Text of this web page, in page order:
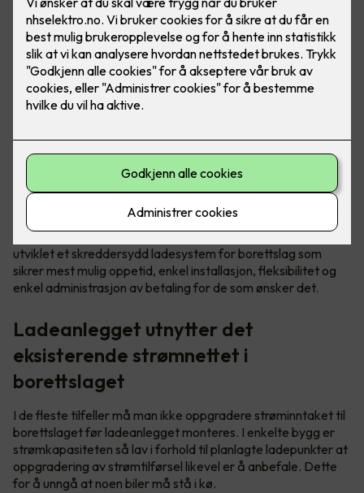
Bilde: Easee. Flere laderoboter kan kobles sammen
Det er mye å sette seg inn i og mange valg som skal tas
både av styret og generalforsamling.Norske Easeehar
utviklet et skreddersydd ladesystem for borettslag som
sikrer mest mulig oppetid, enkel installasjon, fleksibilitet og
enkel administrasjon av betaling for de som ønsker det.
Ladeanlegget utnytter det
eksisterende strømnettet i
borettslaget
I de fleste tilfeller må man ikke oppgradere strøminntaket til
borettslaget før ladeanlegget monteres. I enkelte bygg er
strømkapasiteten så lav i forhold til planlagte ladepunkter at
oppgradering av strømtilførsel likevel er å anbefale. Dette
for å unngå at noen biler må stå i kø.